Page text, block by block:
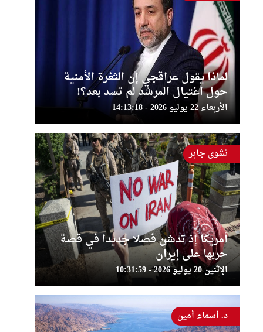
لماذا يقول عراقجي إن الثغرة الأمنية
حول اغتيال المرشد لم تسد بعد؟!
الأربعاء 22 يوليو 2026 - 14:13:18
أمريكا إذ تدشن فصلا جديدا في قصة
حربها على إيران
الإثنين 20 يوليو 2026 - 10:31:59
نشوى جابر
د. أسماء أمين